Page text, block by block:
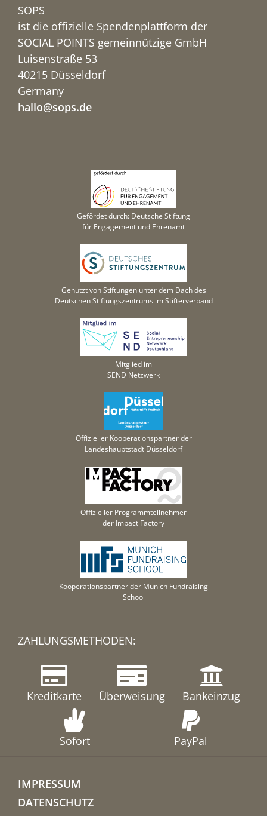
SOPS
ist die offizielle Spendenplattform der
SOCIAL POINTS gemeinnützige GmbH
Luisenstraße 53
40215 Düsseldorf
Germany
hallo@sops.de
Gefördet durch: Deutsche Stiftung
für Engagement und Ehrenamt
Genutzt von Stiftungen unter dem Dach des
Deutschen Stiftungszentrums im Stifterverband
Mitglied im
SEND Netzwerk
Offizieller Kooperationspartner der
Landeshauptstadt Düsseldorf
Offizieller Programmteilnehmer
der Impact Factory
Kooperationspartner der Munich Fundraising
School
ZAHLUNGSMETHODEN:
Kreditkarte Überweisung Bankeinzug
Sofort PayPal
IMPRESSUM
DATENSCHUTZ